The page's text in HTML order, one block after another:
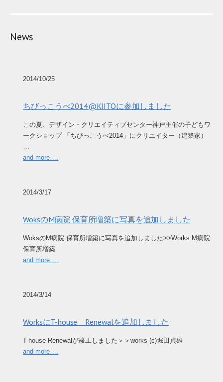
News
2014/10/25
ちびっこうべ2014@KIITOに参加しました
この夏、デザイン・クリエイティブセンター神戸主催の子どもワ
ークショップ 「ちびっこうべ2014」にクリエイター（建築家）
…
and more….
2014/3/17
WoksのM病院 保育所増築に写真を追加しました
WoksのM病院 保育所増築に写真を追加しました>>Works M病院
保育所増築
and more….
2014/3/14
WorksにT-house Renewalを追加しました
T-house Renewalが竣工しました＞＞works (c)堀田貞雄
and more….